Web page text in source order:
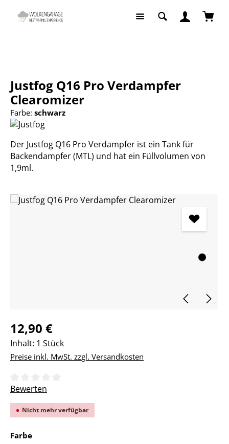
Zum Hauptinhalt springen
Justfog Q16 Pro Verdampfer
Clearomizer
Farbe: schwarz
Der Justfog Q16 Pro Verdampfer ist ein Tank für
Backendampfer (MTL) und hat ein Füllvolumen von
1,9ml.
Bildergalerie überspringen
Regulärer Preis:
12,90 €
Inhalt: 1 Stück
Preise inkl. MwSt. zzgl. Versandkosten
Durchschnittliche Bewertung von 0 von 5 Sternen
Bewerten
Nicht mehr verfügbar
Farbeauswählen